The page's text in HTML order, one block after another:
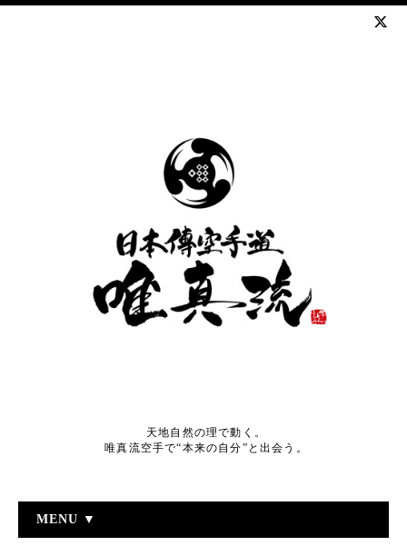
天地自然の理で動く。
唯真流空手で“本来の自分”と出会う。
MENU ▼